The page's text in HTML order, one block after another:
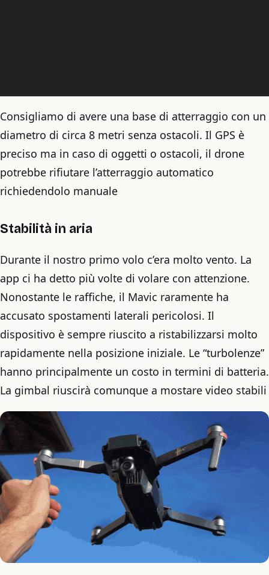
Consigliamo di avere una base di atterraggio con un
diametro di circa 8 metri senza ostacoli. Il GPS è
preciso ma in caso di oggetti o ostacoli, il drone
potrebbe rifiutare l’atterraggio automatico
richiedendolo manuale
Stabilità in aria
Durante il nostro primo volo c’era molto vento. La
app ci ha detto più volte di volare con attenzione.
Nonostante le raffiche, il Mavic raramente ha
accusato spostamenti laterali pericolosi. Il
dispositivo è sempre riuscito a ristabilizzarsi molto
rapidamente nella posizione iniziale. Le “turbolenze”
hanno principalmente un costo in termini di batteria.
La gimbal riuscirà comunque a mostare video stabili